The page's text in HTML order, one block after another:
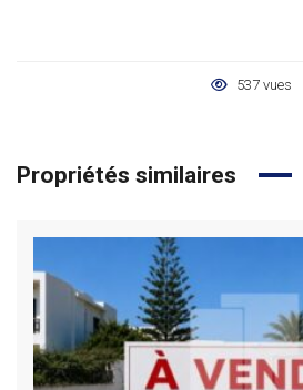
537 vues
Propriétés similaires